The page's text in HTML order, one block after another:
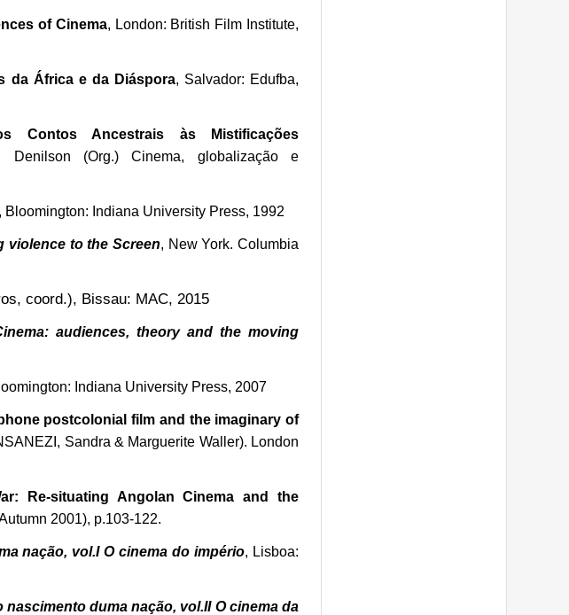
of Cinema, London: British Film Institute,
da África e da Diáspora, Salvador: Edufba,
Contos Ancestrais às Mistificações
(Org.) Cinema, globalização e
, Bloomington: Indiana University Press, 1992
violence to the Screen, New York. Columbia
coord.), Bissau: MAC, 2015
audiences, theory and the moving
Indiana University Press, 2007
postcolonial film and the imaginary of
Sandra & Marguerite Waller). London
Re-situating Angolan Cinema and the
2001), p.103-122.
nação, vol.I O cinema do império, Lisboa:
nascimento duma nação, vol.II O cinema da